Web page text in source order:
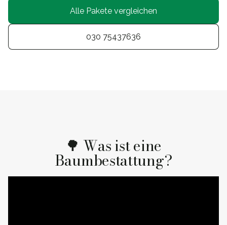
Alle Pakete vergleichen
030 75437636
🌳 Was ist eine
Baumbestattung?